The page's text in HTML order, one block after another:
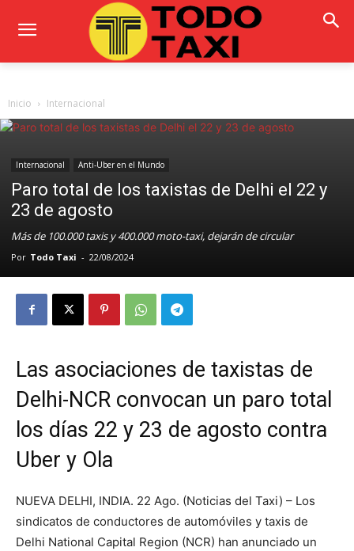
Inicio Internacional
Internacional Anti-Uber en el Mundo
Paro total de los taxistas de Delhi el 22 y
23 de agosto
Más de 100.000 taxis y 400.000 moto-taxi, dejarán de circular
Por Todo Taxi - 22/08/2024
Las asociaciones de taxistas de
Delhi-NCR convocan un paro total
los días 22 y 23 de agosto contra
Uber y Ola
NUEVA DELHI, INDIA. 22 Ago. (Noticias del Taxi) – Los
sindicatos de conductores de automóviles y taxis de
Delhi National Capital Region (NCR) han anunciado un